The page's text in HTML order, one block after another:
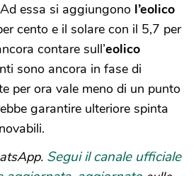
essa si aggiungono l’eolico
cento e il solare con il 5,7 per
contare sull’eolico
sono ancora in fase di
per ora vale meno di un punto
garantire ulteriore spinta
Segui il canale ufficiale